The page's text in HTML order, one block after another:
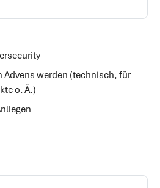
Advens werden (technisch, für
o. Ä.)